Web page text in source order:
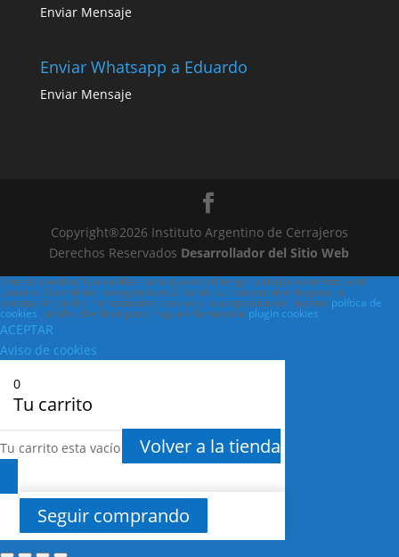
Enviar Mensaje
Enviar Whatsapp a Eduardo
Enviar Mensaje
Copyright®2026 Instituto Argentino de Cerrajeros
Derechos Reservados Desarrollador del Sitio Web
Este sitio web utiliza cookies para que usted tenga la mejor experiencia de
usuario. Si continúa navegando está dando su consentimiento para la
aceptación de las mencionadas cookies y la aceptación de nuestra política de
cookies, pinche el enlace para mayor información.plugin cookies
ACEPTAR
Aviso de cookies
0
Tu carrito
Tu carrito esta vacío Volver a la tienda
Seguir comprando